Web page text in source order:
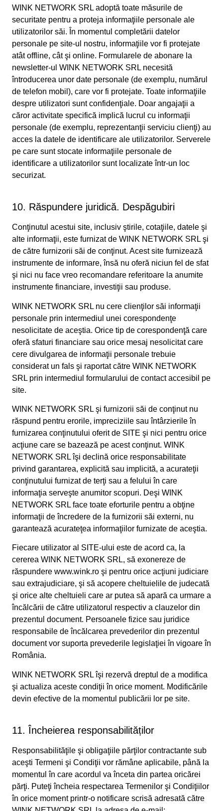
WINK NETWORK SRL adoptă toate măsurile de
securitate pentru a proteja informaţiile personale ale
utilizatorilor săi. În momentul completării datelor
personale pe site-ul nostru, informaţiile vor fi protejate
atât offline, cât şi online. Formularele de abonare la
newsletter-ul WINK NETWORK SRL necesită
întroducerea unor date personale (de exemplu, numărul
de telefon mobil), care vor fi protejate. Toate informaţiile
despre utilizatori sunt confidenţiale. Doar angajaţii a
căror activitate specifică implică lucrul cu informaţii
personale (de exemplu, reprezentanţii serviciu clienţi) au
acces la datele de identificare ale utilizatorilor. Serverele
pe care sunt stocate informaţiile personale de
identificare a utilizatorilor sunt localizate într-un loc
securizat.
10. Răspundere juridică. Despăgubiri
Conţinutul acestui site, inclusiv ştirile, cotaţiile, datele şi
alte informaţii, este furnizat de WINK NETWORK SRL şi
de către furnizorii săi de conţinut. Acest site furnizează
instrumente de informare, însă nu oferă niciun fel de sfat
şi nici nu face vreo recomandare referitoare la anumite
instrumente financiare, investiţii sau produse.
WINK NETWORK SRL nu cere clienţilor săi informaţii
personale prin intermediul unei corespondenţe
nesolicitate de aceştia. Orice tip de corespondenţă care
oferă sfaturi financiare sau orice mesaj nesolicitat care
cere divulgarea de informaţii personale trebuie
considerat un fals şi raportat către WINK NETWORK
SRL prin intermediul formularului de contact accesibil pe
site.
WINK NETWORK SRL şi furnizorii săi de conţinut nu
răspund pentru erorile, impreciziile sau întârzierile în
furnizarea conţinutului oferit de SITE şi nici pentru orice
acţiune care se bazează pe acest conţinut. WINK
NETWORK SRL îşi declină orice responsabilitate
privind garantarea, explicită sau implicită, a acurateţii
conţinutului furnizat de terţi sau a felului în care
informaţia serveşte anumitor scopuri. Deşi WINK
NETWORK SRL face toate eforturile pentru a obţine
informaţii de încredere de la furnizorii săi externi, nu
garantează acurateţea informaţiilor furnizate de aceştia.
Fiecare utilizator al SITE-ului este de acord ca, la
cererea WINK NETWORK SRL, să exonereze de
răspundere www.wink.ro şi pentru orice acţiuni judiciare
sau extrajudiciare, şi să acopere cheltuielile de judecată
şi orice alte cheltuieli care ar putea să apară ca urmare a
încălcării de către utilizatorul respectiv a clauzelor din
prezentul document. Persoanele fizice sau juridice
responsabile de încălcarea prevederilor din prezentul
document vor suporta prevederile legislaţiei în vigoare în
România.
WINK NETWORK SRL îşi rezervă dreptul de a modifica
şi actualiza aceste condiţii în orice moment. Modificările
devin efective de la momentul publicării lor pe site.
11. Încheierea responsabilităților
Responsabilităţile şi obligaţiile părţilor contractante sub
aceşti Termeni şi Condiţii vor rămâne aplicabile, până la
momentul în care acordul va înceta din partea oricărei
părţi. Puteţi încheia respectarea Termenilor şi Condiţiilor
în orice moment printr-o notificare scrisă adresată către